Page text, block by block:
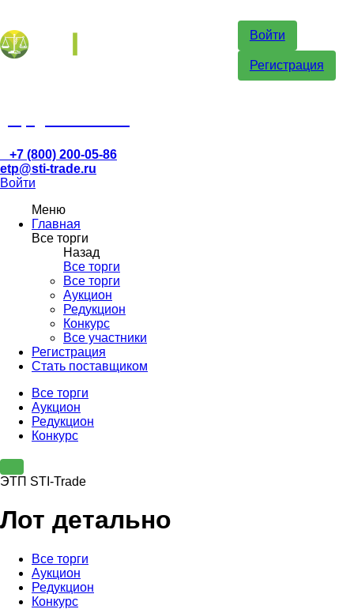
Войти
Регистрация
+7 (800) 200-05-86
etp@sti-trade.ru
Войти
Меню
Главная
Все торги
Назад
Все торги
Все торги
Аукцион
Редукцион
Конкурс
Все участники
Регистрация
Стать поставщиком
Все торги
Аукцион
Редукцион
Конкурс
ЭТП STI-Trade
Лот детально
Все торги
Аукцион
Редукцион
Конкурс